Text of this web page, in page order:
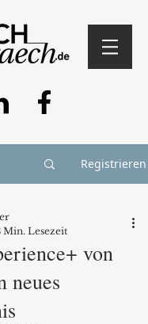
Registrieren
von
neues
Min. Lesezeit